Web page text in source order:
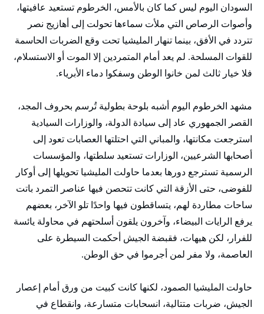
السودان اليوم ليس كما كان بالأمس، الخرطوم تستعيد عافيتها،
وأصوات الرصاص التي ملأت سماءها تحولت إلى أهازيج نصر
تتردد في الأفق، بينما تنهار المليشيا تحت وقع الضربات الحاسمة
للقوات المسلحة. لم يعد أمام المتمردين إلا الموت أو الاستسلام،
فلا خيار ثالث لمن خانوا الوطن وسفكوا دماء الأبرياء.
مشهد الخرطوم اليوم أشبه بلوحة بطولية تُرسم بحروف المجد،
القصر الجمهوري عاد إلى سيادة الدولة، والوزارات السيادية
استرجعت مكانتها، والمباني التي احتلتها العصابات تعود إلى
أصحابها الشرعيين، الوزارات تستعيد سلطتها، والمؤسسات
الرسمية تسترجع دورها بعدما حاولت المليشيا تحويلها إلى أوكار
للفوضى، حتى الأزقة التي كانت تتحصن فيها عناصر التمرد باتت
ساحات مطاردة لهم، يتساقطون فيها واحدًا تلو الآخر، بعضهم
يرفع الرايات البيضاء، وآخرون يلقون أسلحتهم في محاولة يائسة
للفرار، لكن هيهات، فقبضة الجيش أحكمت السيطرة على
العاصمة، ولا مفر لمن أجرموا في حق الوطن.
حاولت المليشيا الصمود، لكنها كانت كبيت من ورق أمام إعصار
الجيش، ضربات متتالية، انسحابات متسارعة، وانقطاع في